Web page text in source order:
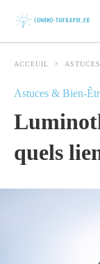
ACCEUIL
Astuces & Bien-
quels